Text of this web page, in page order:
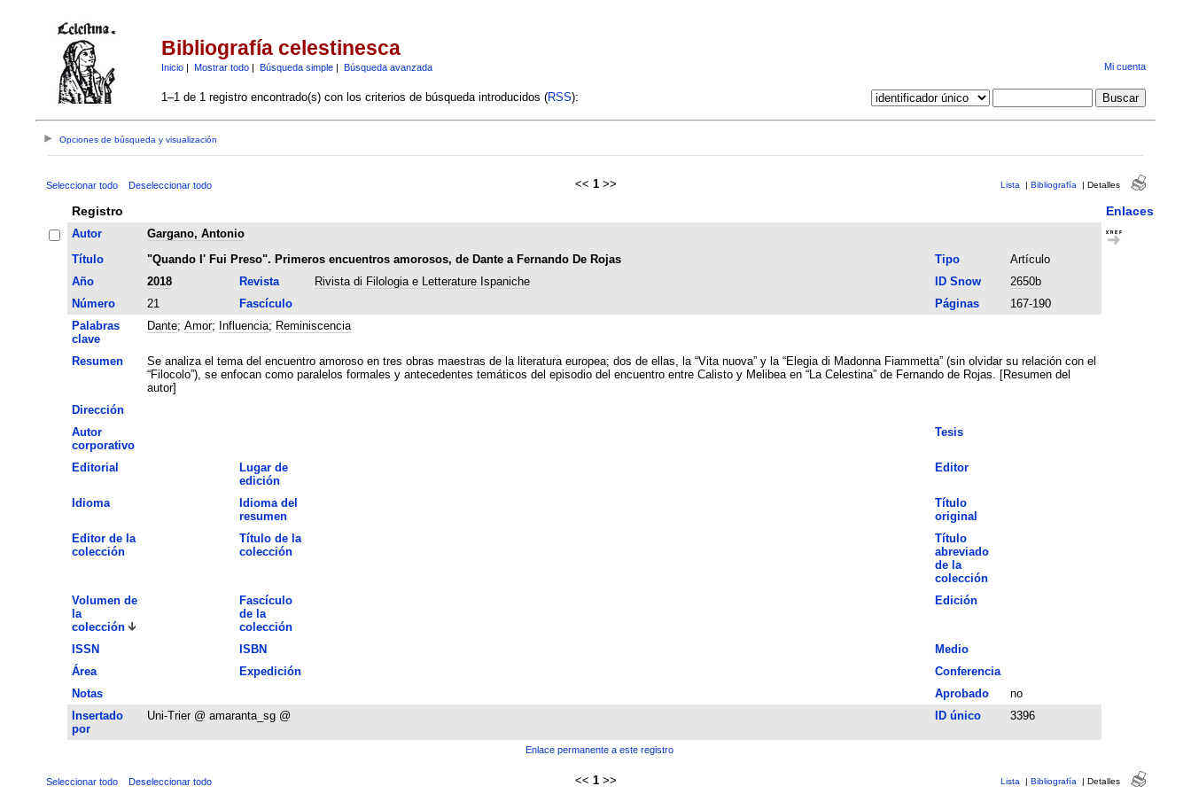
Bibliografía celestinesca
Inicio| Mostrar todo| Búsqueda simple| Búsqueda avanzada Mi cuenta
1–1 de 1 registro encontrado(s) con los criterios de búsqueda introducidos (RSS):
Opciones de búsqueda y visualización
Seleccionar todo Deseleccionar todo << 1 >> Lista | Bibliografía | Detalles
Registro Enlaces
Autor
Gargano, Antonio
Título
"Quando I' Fui Preso". Primeros encuentros amorosos, de Dante a Fernando De Rojas Tipo
Artículo
Año
2018 Revista Rivista di Filologia e Letterature Ispaniche ID Snow
2650b
Número
21 Fascículo Páginas
167-190
Palabras
clave
Dante; Amor; Influencia; Reminiscencia
Resumen
Se analiza el tema del encuentro amoroso en tres obras maestras de la literatura europea; dos de ellas, la “Vita nuova” y la “Elegia di Madonna Fiammetta” (sin olvidar su relación con el
“Filocolo”), se enfocan como paralelos formales y antecedentes temáticos del episodio del encuentro entre Calisto y Melibea en “La Celestina” de Fernando de Rojas. [Resumen del
autor]
Dirección
Autor
corporativo
Tesis
Editorial
Lugar de
edición
Editor
Idioma
Idioma del
resumen
Título
original
Editor de la
colección
Título de la
colección
Título
abreviado
de la
colección
Volumen de
la
colección
Fascículo
de la
colección
Edición
ISSN ISBN
Medio
Área
Expedición
Conferencia
Notas
Aprobado
no
Insertado
por
Uni-Trier @ amaranta_sg @ ID único 3396
Enlace permanente a este registro
Seleccionar todo Deseleccionar todo << 1 >> Lista | Bibliografía | Detalles